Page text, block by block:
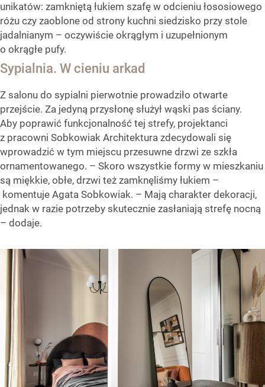
unikatów: zamkniętą łukiem szafę w odcieniu łososiowego
różu czy zaoblone od strony kuchni siedzisko przy stole
jadalnianym – oczywiście okrągłym i uzupełnionym
o okrągłe pufy.
Sypialnia. W cieniu arkad
Z salonu do sypialni pierwotnie prowadziło otwarte
przejście. Za jedyną przysłonę służył wąski pas ściany.
Aby poprawić funkcjonalność tej strefy, projektanci
z pracowni Sobkowiak Architektura zdecydowali się
wprowadzić w tym miejscu przesuwne drzwi ze szkła
ornamentowanego. – Skoro wszystkie formy w mieszkaniu
są miękkie, obłe, drzwi też zamknęliśmy łukiem –
komentuje Agata Sobkowiak. – Mają charakter dekoracji,
jednak w razie potrzeby skutecznie zasłaniają strefę nocną
– dodaje.